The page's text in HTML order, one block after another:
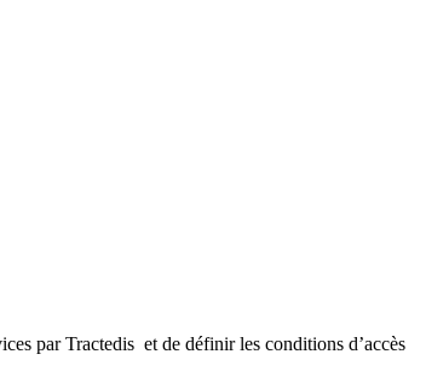
par Tractedis et de définir les conditions d’accès